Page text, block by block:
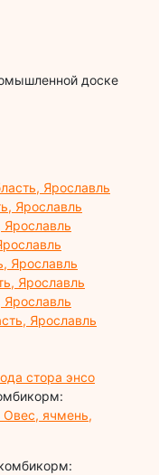
доске
Ярославль
Ярославль
Ярославль
Ярославль
Ярославль
стора энсо
Овес, ячмень,